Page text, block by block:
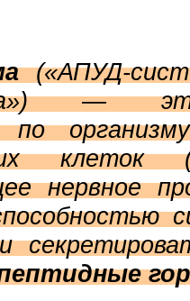
(«АПУД-
) —
по
клеток
енервное